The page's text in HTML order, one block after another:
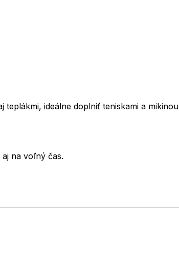
teplákmi, ideálne doplniť teniskami a
na voľný čas.